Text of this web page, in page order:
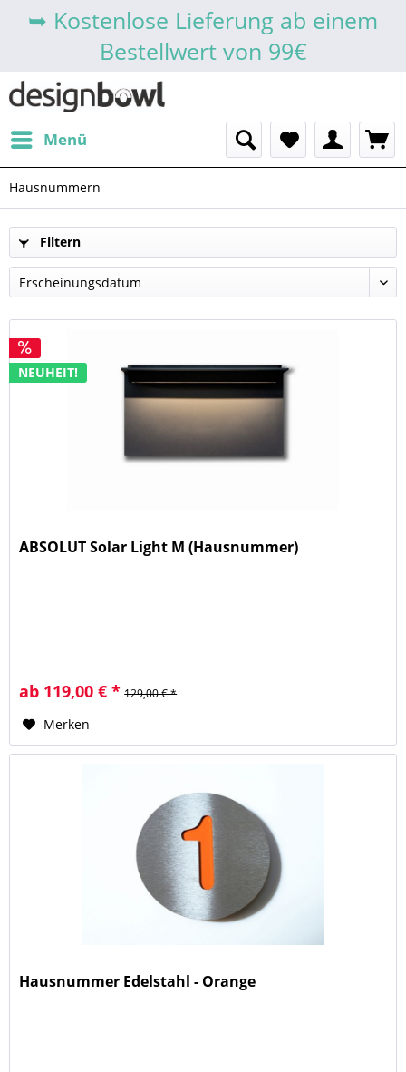
➥ Kostenlose Lieferung ab einem
Bestellwert von 99€
Menü
Hausnummern
Filtern
NEUHEIT!
ABSOLUT Solar Light M (Hausnummer)
ab 119,00 € * 129,00 € *
Merken
Hausnummer Edelstahl - Orange